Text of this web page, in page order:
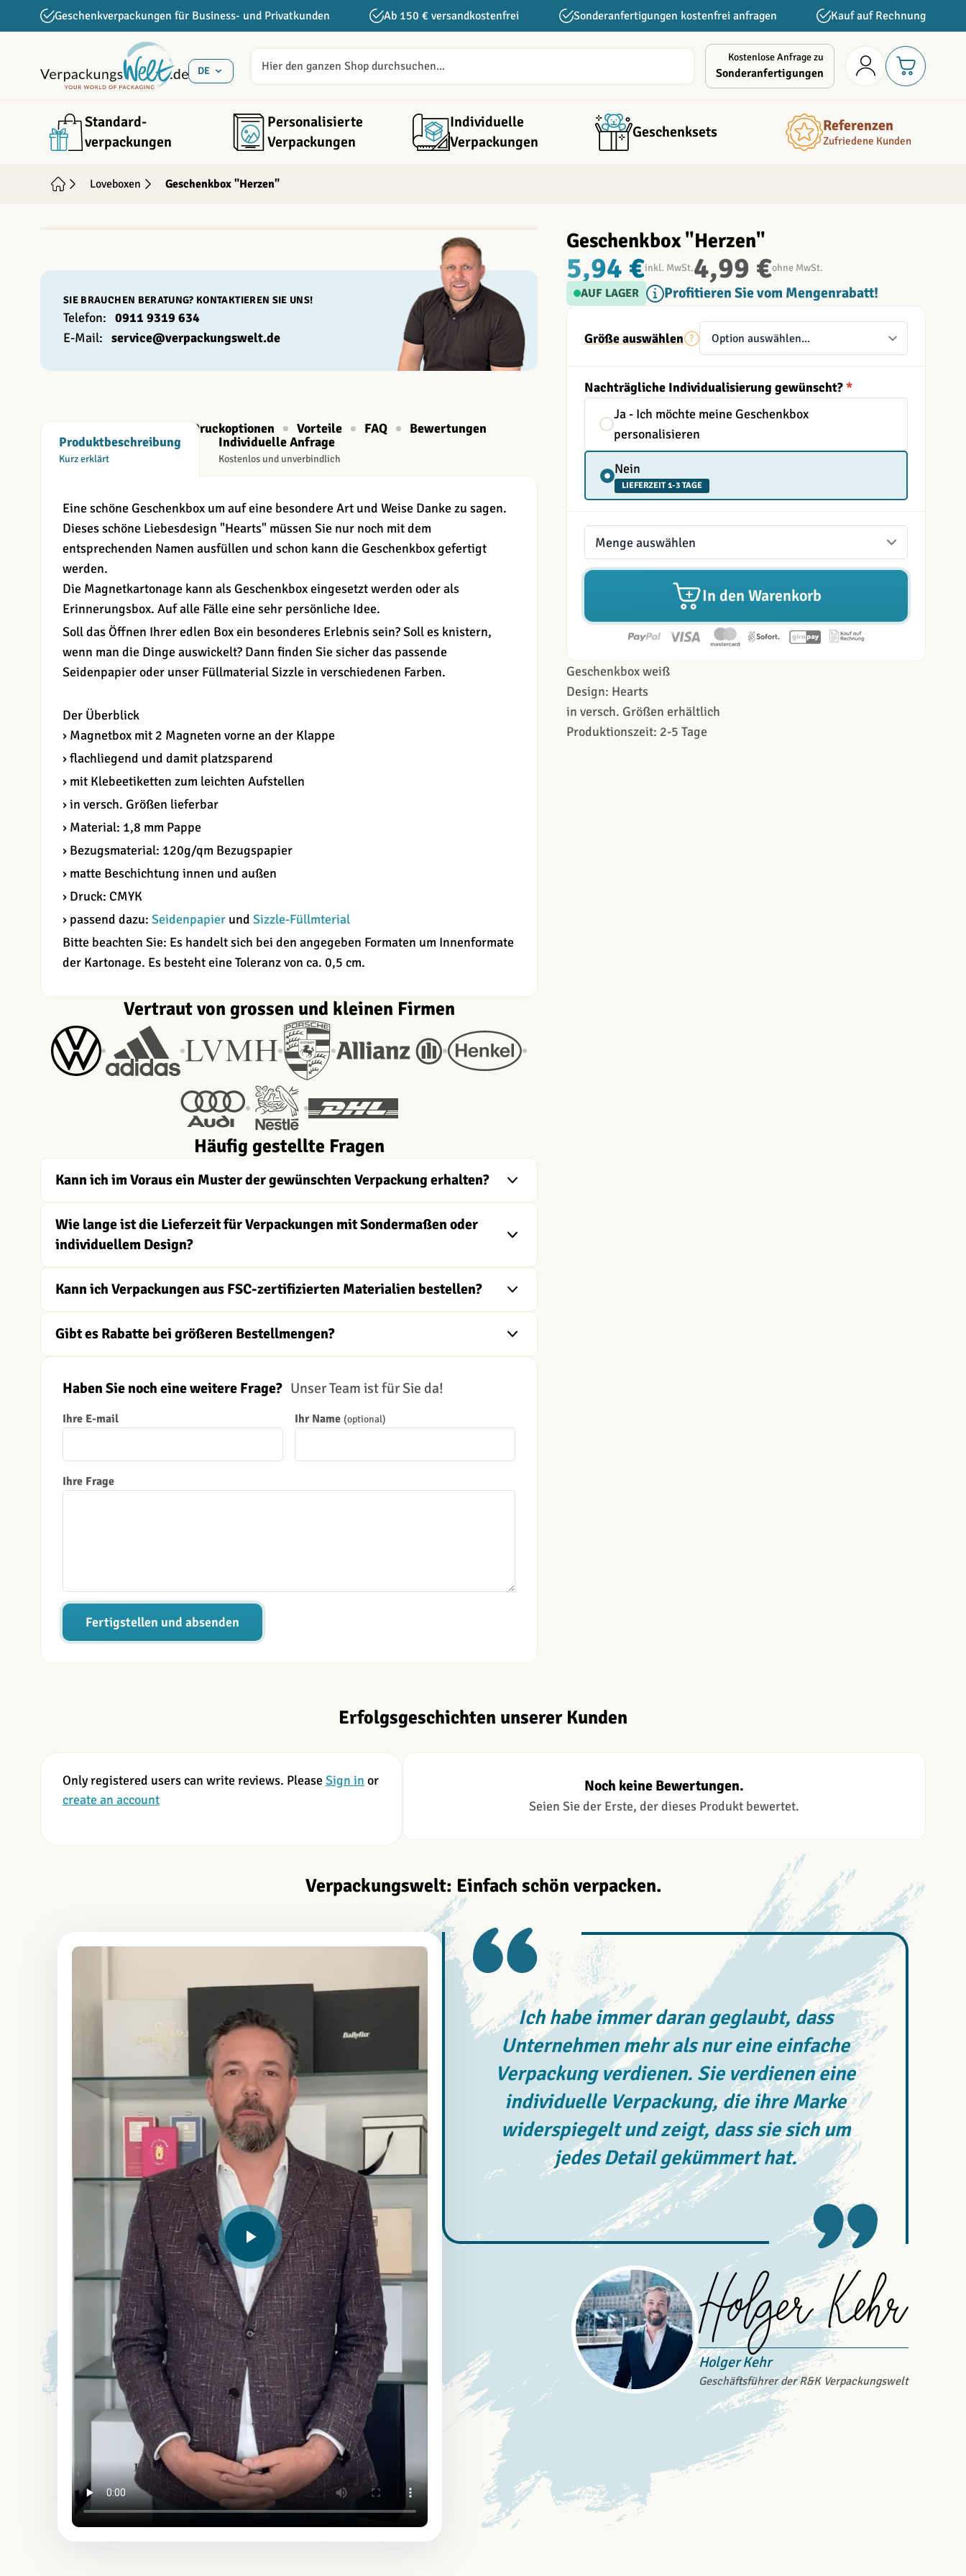
Direkt zum InhaltGeschenkverpackungen für Business- und Privatkunden Ab 150 € versandkostenfrei Sonderanfertigungen kostenfrei anfragen Kauf auf Rechnung
DE
Kostenlose Anfrage zu
Sonderanfertigungen
Standard­
verpackungen
Personalisierte
Verpackungen
Individuelle
Verpackungen
Geschenksets Referenzen
Zufriedene Kunden
Loveboxen Geschenkbox "Herzen"
SIE BRAUCHEN BERATUNG? KONTAKTIEREN SIE UNS!
Telefon: 0911 9319 634
E-Mail: service@verpackungswelt.de
Druckoptionen Vorteile FAQ
Bewertungen
Produktbeschreibung
Kurz erklärt
Individuelle Anfrage
Kostenlos und unverbindlich
Eine schöne Geschenkbox um auf eine besondere Art und Weise Danke zu sagen.
Dieses schöne Liebesdesign "Hearts" müssen Sie nur noch mit dem
entsprechenden Namen ausfüllen und schon kann die Geschenkbox gefertigt
werden.
Die Magnetkartonage kann als Geschenkbox eingesetzt werden oder als
Erinnerungsbox. Auf alle Fälle eine sehr persönliche Idee.
Soll das Öffnen Ihrer edlen Box ein besonderes Erlebnis sein? Soll es knistern,
wenn man die Dinge auswickelt? Dann finden Sie sicher das passende
Seidenpapier oder unser Füllmaterial Sizzle in verschiedenen Farben.
Der Überblick
› Magnetbox mit 2 Magneten vorne an der Klappe
› flachliegend und damit platzsparend
› mit Klebeetiketten zum leichten Aufstellen
› in versch. Größen lieferbar
› Material: 1,8 mm Pappe
› Bezugsmaterial: 120g/qm Bezugspapier
› matte Beschichtung innen und außen
› Druck: CMYK
› passend dazu: Seidenpapier und Sizzle-Füllmterial
Bitte beachten Sie: Es handelt sich bei den angegeben Formaten um Innenformate
der Kartonage. Es besteht eine Toleranz von ca. 0,5 cm.
Vertraut von grossen und kleinen Firmen
Häufig gestellte Fragen
Kann ich im Voraus ein Muster der gewünschten Verpackung erhalten?
Wie lange ist die Lieferzeit für Verpackungen mit Sondermaßen oder
individuellem Design?
Kann ich Verpackungen aus FSC-zertifizierten Materialien bestellen?
Gibt es Rabatte bei größeren Bestellmengen?
Haben Sie noch eine weitere Frage? Unser Team ist für Sie da!
Ihre E-mail Ihr Name (optional)
Ihre Frage
Fertigstellen und absenden
Geschenkbox "Herzen"
5,94 €inkl. MwSt.4,99 €ohne MwSt.
AUF LAGER Profitieren Sie vom Mengenrabatt!
Größe auswählen
Nachträgliche Individualisierung gewünscht?*
Ja - Ich möchte meine Geschenkbox
personalisieren
Nein
LIEFERZEIT 1-3 TAGE
Menge
In den Warenkorb
Geschenkbox weiß
Design: Hearts
in versch. Größen erhältlich
Produktionszeit: 2-5 Tage
Erfolgsgeschichten unserer Kunden
Only registered users can write reviews. PleaseSign in or
create an account
Noch keine Bewertungen.
Seien Sie der Erste, der dieses Produkt bewertet.
Verpackungswelt: Einfach schön verpacken.
Ich habe immer daran geglaubt, dass
Unternehmen mehr als nur eine einfache
Verpackung verdienen. Sie verdienen eine
individuelle Verpackung, die ihre Marke
widerspiegelt und zeigt, dass sie sich um
jedes Detail gekümmert hat.
Holger Kehr
Geschäftsführer der R&K Verpackungswelt